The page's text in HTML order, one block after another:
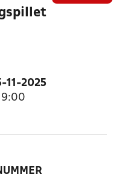
11-2025